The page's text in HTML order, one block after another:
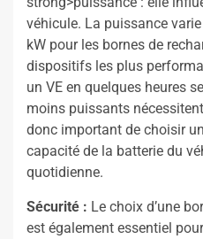
véhicule. La puissance
kW pour les bornes de
dispositifs les plus
un VE en quelques heures
moins puissants
donc important de choisir
capacité de la batterie du
quotidienne.
Sécurité : Le choix d’une
est également essentiel